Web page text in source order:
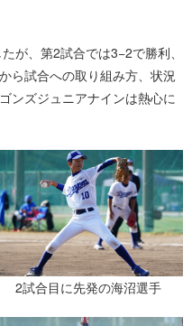
が、第2試合では3−2で勝利、
ら試合への取り組み方、状況
ンズジュニアナインは熱心に
2試合目に先発の海沼選手